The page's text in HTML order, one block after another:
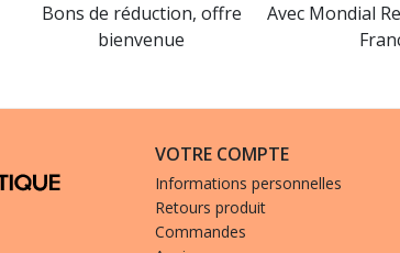
Bons de réduction, offre
bienvenue
Avec Mondial
VOTRE COMPTE
Informations personnelles
Retours produit
Commandes